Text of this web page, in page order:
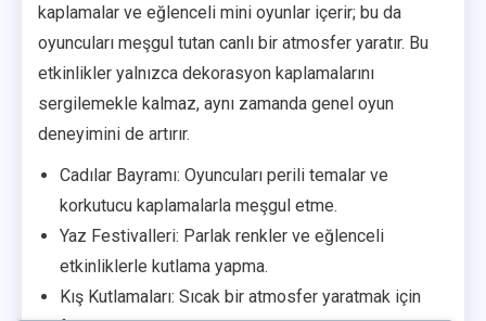
kaplamalar ve eğlenceli mini oyunlar içerir; bu da
oyuncuları meşgul tutan canlı bir atmosfer yaratır. Bu
etkinlikler yalnızca dekorasyon kaplamalarını
sergilemekle kalmaz, aynı zamanda genel oyun
deneyimini de artırır.
Cadılar Bayramı: Oyuncuları perili temalar ve
korkutucu kaplamalarla meşgul etme.
Yaz Festivalleri: Parlak renkler ve eğlenceli
etkinliklerle kutlama yapma.
Kış Kutlamaları: Sıcak bir atmosfer yaratmak için